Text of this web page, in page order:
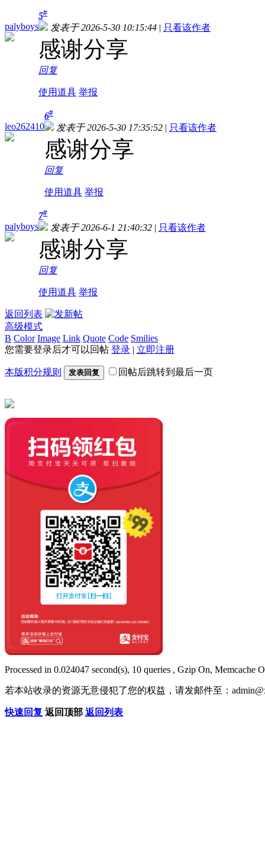
palyboys
5#
发表于 2026-5-30 10:15:44 | 只看该作者
感谢分享
回复
使用道具 举报
leo262410
6#
发表于 2026-5-30 17:35:52 | 只看该作者
感谢分享
回复
使用道具 举报
palyboys
7#
发表于 2026-6-1 21:40:32 | 只看该作者
感谢分享
回复
使用道具 举报
返回列表
高级模式
B Color Image Link Quote Code Smilies
您需要登录后才可以回帖 登录 | 立即注册
本版积分规则 发表回复 回帖后跳转到最后一页
Processed in 0.024047 second(s), 10 queries , Gzip On, Memcache
若本站收录的资源无意侵犯了您的权益，请发邮件至：
快速回复 返回顶部 返回列表